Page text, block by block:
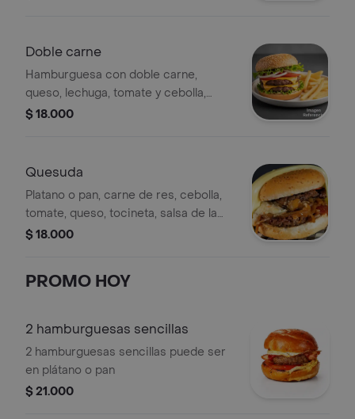
Doble carne
Hamburguesa con doble carne,
queso, lechuga, tomate y cebolla,
acompañada de papas fritas.
$ 18.000
Quesuda
Platano o pan, carne de res, cebolla,
tomate, queso, tocineta, salsa de la
casa, ripio.
$ 18.000
PROMO HOY
2 hamburguesas sencillas
2 hamburguesas sencillas puede ser
en plátano o pan
$ 21.000